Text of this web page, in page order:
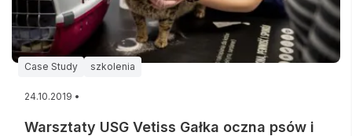
Case Study szkolenia
24.10.2019 •
Warsztaty USG Vetiss Gałka oczna psów i